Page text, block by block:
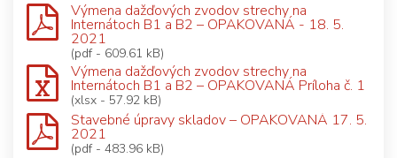
Výmena dažďových zvodov strechy na
Internátoch B1 a B2 – OPAKOVANÁ - 18. 5.
2021
(pdf - 609.61 kB)
Výmena dažďových zvodov strechy na
Internátoch B1 a B2 – OPAKOVANÁ Príloha č. 1
(xlsx - 57.92 kB)
Stavebné úpravy skladov – OPAKOVANÁ 17. 5.
2021
(pdf - 483.96 kB)